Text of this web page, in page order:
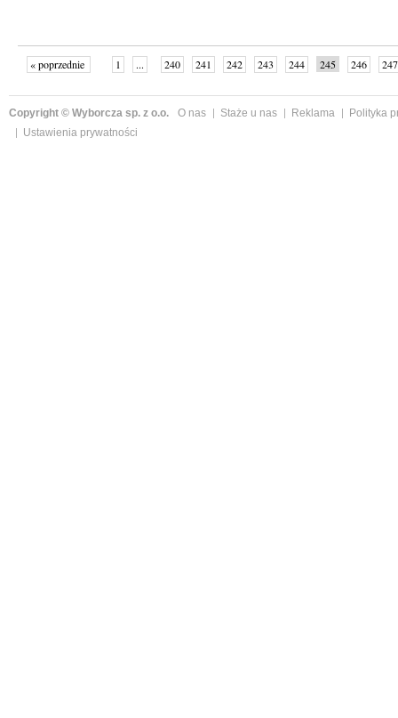
« poprzednie 1 ... 240 241 242 243 244 245 246
247
Copyright © Wyborcza sp. z o.o. O nas Staże u nas Reklama
Polityka
Ustawienia prywatności